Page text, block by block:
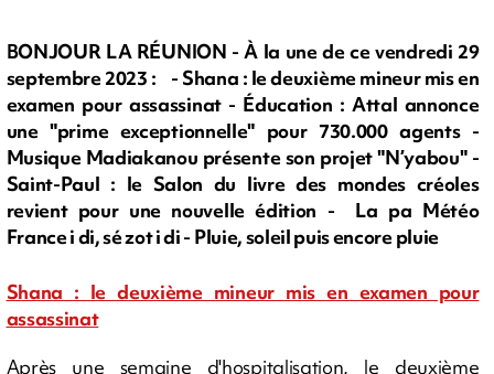
BONJOUR LA RÉUNION - À la une de ce vendredi 29
septembre 2023 : - Shana : le deuxième mineur mis en
examen pour assassinat - Éducation : Attal annonce
une "prime exceptionnelle" pour 730.000 agents -
Musique Madiakanou présente son projet "N’yabou" -
Saint-Paul : le Salon du livre des mondes créoles
revient pour une nouvelle édition - La pa Météo
France i di, sé zot i di - Pluie, soleil puis encore pluie
Shana : le deuxième mineur mis en examen pour
assassinat
Après une semaine d'hospitalisation, le deuxième